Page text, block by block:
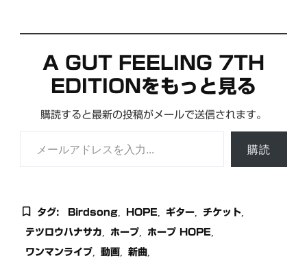
A GUT FEELING 7TH
EDITIONをもっと見る
購読すると最新の投稿がメールで送信されます。
メールアドレスを入力...
購読
タグ: Birdsong HOPE ギター チケット
テツロウハナサカ ホープ ホープ HOPE
ワンマンライブ 動画 新曲